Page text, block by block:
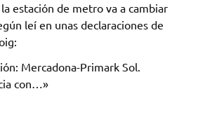
estación de metro va a cambiar
leí en unas declaraciones de
Mercadona-Primark Sol.
con…»